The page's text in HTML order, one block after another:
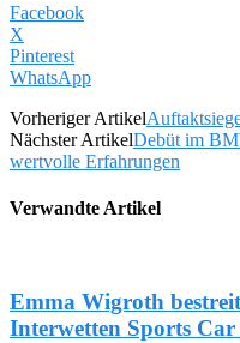
Facebook
X
Pinterest
WhatsApp
Vorheriger Artikel
Nächster ArtikelDebüt im
wertvolle Erfahrungen
Verwandte Artikel
Emma Wigroth
Interwetten Sports